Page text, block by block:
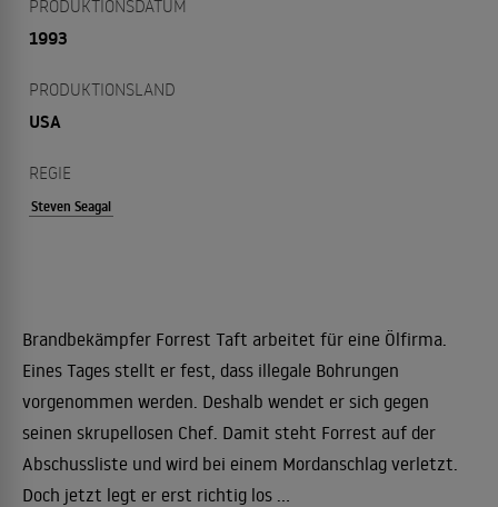
PRODUKTIONSDATUM
1993
PRODUKTIONSLAND
USA
REGIE
Steven Seagal
Brandbekämpfer Forrest Taft arbeitet für eine Ölfirma.
Eines Tages stellt er fest, dass illegale Bohrungen
vorgenommen werden. Deshalb wendet er sich gegen
seinen skrupellosen Chef. Damit steht Forrest auf der
Abschussliste und wird bei einem Mordanschlag verletzt.
Doch jetzt legt er erst richtig los ...